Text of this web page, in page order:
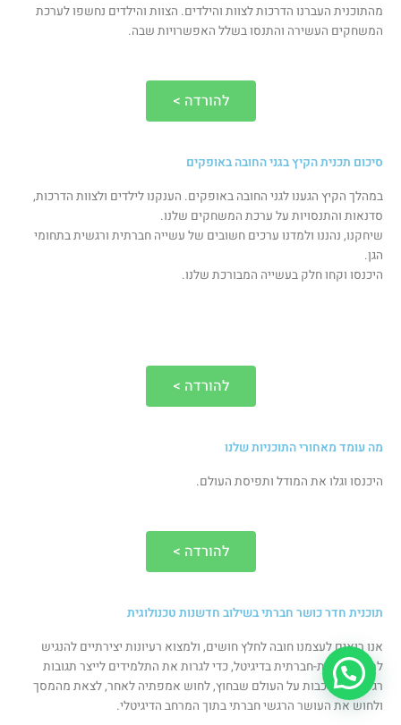
מהתוכנית העברנו הדרכות לצוות והילדים. הצוות והילדים נחשפו לערכת
המשחקים העשירה והתנסו בשלל האפשרויות שבה.
להורדה >
סיכום תכנית הקיץ בגני החובה באופקים
במהלך הקיץ הגענו לגני החובה באופקים. הענקנו לילדים ולצוות הדרכות,
סדנאות והתנסויות על ערכת המשחקים שלנו.
שיחקנו, נהננו ולמדנו ערכים חשובים של עשייה חברתית ורגשית בתחומי
הגן.
היכנסו וקחו חלק בעשייה המבורכת שלנו.
להורדה >
מה עומד מאחורי התוכניות שלנו
היכנסו וגלו את המודל ותפיסת העולם.
להורדה >
תוכנית חדר כושר חברתי בשילוב חדשנות טכנולוגית
אנו רואים לעצמנו חובה לחלץ חושים, ולמצוא רעיונות יצירתיים להנגיש
למידה רגשית-חברתית בדיגיטל, כדי לגרות את התלמידים לייצר תגובות
רגשיות מורכבות על העולם שבחוץ, לחוש אמפתיה לאחר, לצאת מהמסך
ולחוש את העושר הרגשי חברתי בתוך המרחב הדיגיטלי.